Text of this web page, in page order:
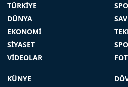
TÜRKİYE
DÜNYA
EKONOMİ
SİYASET
VİDEOLAR
KÜNYE